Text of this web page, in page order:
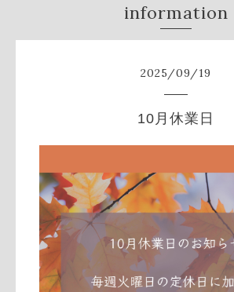
information
2025/09/19
10月休業日